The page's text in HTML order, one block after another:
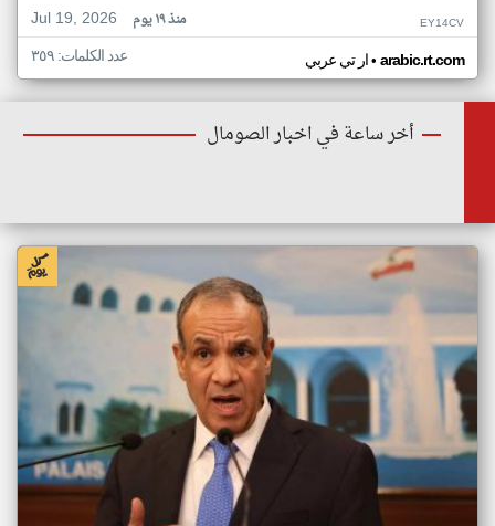
Jul 19, 2026
منذ ١٩ يوم EY14CV
ار تي عربي• arabic.rt.com عدد الكلمات: ٣٥٩
أخر ساعة في اخبار الصومال